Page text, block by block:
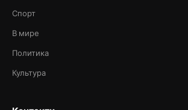
Спорт
В мире
Политика
Культура